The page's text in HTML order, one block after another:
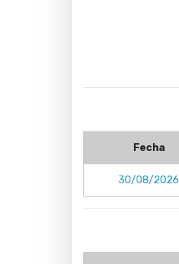
Fecha
30/08/2026